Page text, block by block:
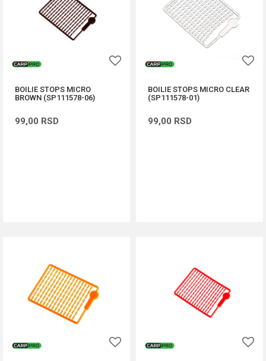
BOILIE STOPS MICRO
BROWN (SP111578-06)
99,00 RSD
BOILIE STOPS MICRO CLEAR
(SP111578-01)
99,00 RSD